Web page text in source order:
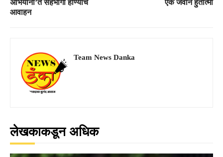
अभियाना’त सहभागी होण्याचे
आवाहन
एक जवान हुतात्मा
Team News Danka
लेखकाकडून अधिक